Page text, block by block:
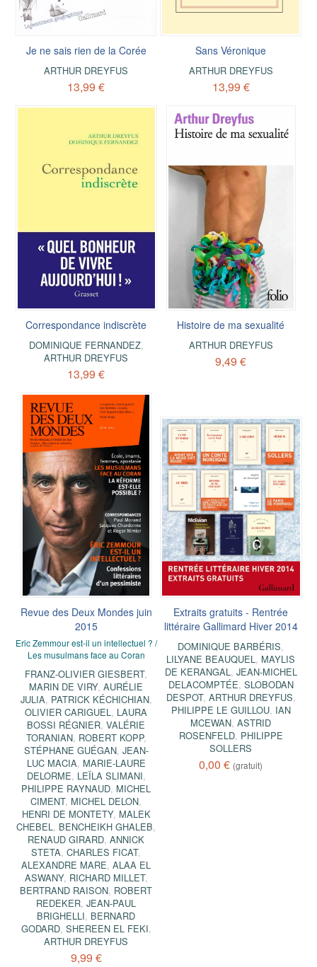
Je ne sais rien de la Corée
ARTHUR DREYFUS
13,99 €
Sans Véronique
ARTHUR DREYFUS
13,99 €
Correspondance indiscrète
DOMINIQUE FERNANDEZ,
ARTHUR DREYFUS
13,99 €
Histoire de ma sexualité
ARTHUR DREYFUS
9,49 €
Revue des Deux Mondes juin
2015
Eric Zemmour est-il un intellectuel ? /
Les musulmans face au Coran
FRANZ-OLIVIER GIESBERT,
MARIN DE VIRY,AURÉLIE
JULIA, PATRICK KÉCHICHIAN,
OLIVIER CARIGUEL, LAURA
BOSSI RÉGNIER,VALÉRIE
TORANIAN, ROBERT KOPP,
STÉPHANE GUÉGAN, JEAN-
LUC MACIA, MARIE-LAURE
DELORME, LEÏLA SLIMANI,
PHILIPPE RAYNAUD, MICHEL
CIMENT, MICHEL DELON,
HENRI DE MONTETY, MALEK
CHEBEL, BENCHEIKH GHALEB,
RENAUD GIRARD,ANNICK
STETA,CHARLES FICAT,
ALEXANDRE MARE,ALAA EL
ASWANY, RICHARD MILLET,
BERTRAND RAISON, ROBERT
REDEKER,JEAN-PAUL
BRIGHELLI, BERNARD
GODARD, SHEREEN EL FEKI,
ARTHUR DREYFUS
9,99 €
Extraits gratuits - Rentrée
littéraire Gallimard Hiver 2014
DOMINIQUE BARBÉRIS,
LILYANE BEAUQUEL, MAYLIS
DE KERANGAL, JEAN-MICHEL
DELACOMPTÉE, SLOBODAN
DESPOT, ARTHUR DREYFUS,
PHILIPPE LE GUILLOU, IAN
MCEWAN,ASTRID
ROSENFELD, PHILIPPE
SOLLERS
0,00 € (gratuit)